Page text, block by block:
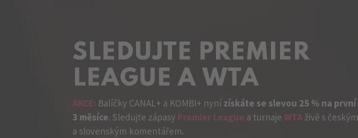
SLEDUJTE PREMIER
LEAGUE A WTA
AKCE: Balíčky CANAL+ a KOMBI+ nyní získáte se slevou 25 % na první
3 měsíce. Sledujte zápasy Premier League a turnaje WTA živě s českým
a slovenským komentářem.